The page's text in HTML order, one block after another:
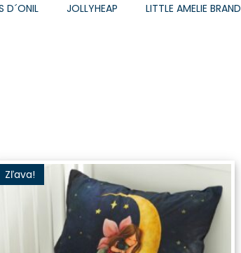
D´ONIL JOLLYHEAP LITTLE AMELIE BRAND
Zľava!